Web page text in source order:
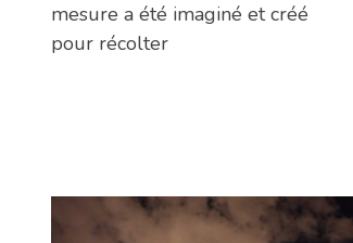
mesure a été imaginé et créé
pour récolter